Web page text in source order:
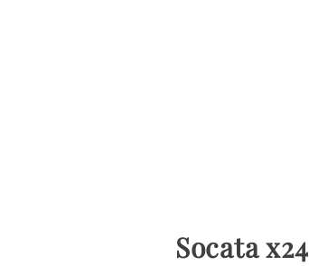
Socata x24